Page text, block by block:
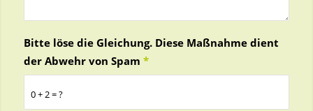
0 + 2 = ?
Bitte löse die Gleichung. Diese Maßnahme dient
der Abwehr von Spam *